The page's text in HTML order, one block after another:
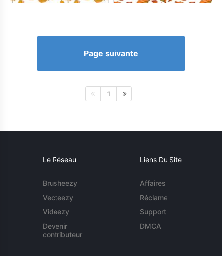
Page suivante
1
Le Réseau
Brusheezy
Vecteezy
Videezy
Devenir
contributeur
Liens Du Site
Affaires
Réclame
Support
DMCA